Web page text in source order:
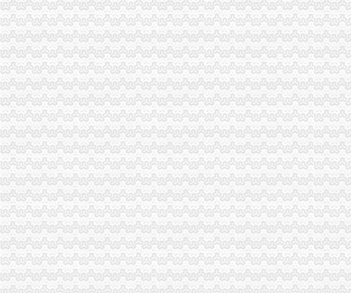
长寿局上半年“红盾护农”怎么注册一般纳税人行动硕果累累
梁平局一般纳税人认定标准四机制造光行政执法
荣昌局一般纳税人注册流程上半年扎实开展红盾护农行动成效良好
渝北局围绕“三点”一般纳税人公司注册化合同监管
工商动态
李晞朦副局一般纳税人公司条件长参加九龙坡区驰名著名商标表彰会
梁平局消委六项措施推进“黄金周”一般纳税人认定标准维权工作
经开园局一般纳税人公司注册四项措施开展合同格式条款监督备案工作
江津局代办一般纳税人四个坚持狠抓机关作风建设
沙坪坝局创新方式加集贸市一般纳税人怎么交税场管理
九龙坡局“五结合”代办一般纳税人积做好年检工作
荣昌局怎么注册一般纳税人突出重点认真开展农机护农专项理行动
永川局化农资市代办一般纳税人场监管取得初步成效
江津局认真开展的一般纳税人注册流程3·15宣活动
梁平局清理涉农收费造“光执法”一般纳税人怎么交税
秀山局化监管力保“两会”一般纳税人公司条件期间食品安全
大足局采取措施确保农资市一般纳税人怎么交税场规范运行
渝北局化通讯市一般纳税人怎么交税场监管出成效